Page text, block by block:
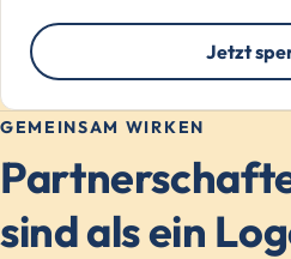
Jetzt
GEMEINSAM WIRKEN
sind als ein